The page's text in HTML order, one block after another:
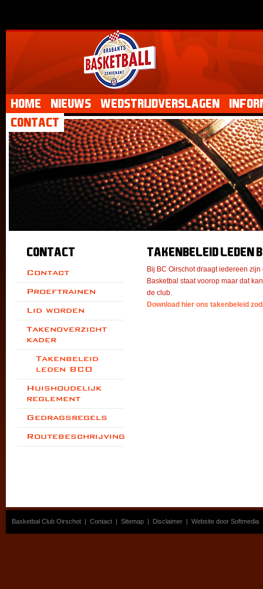
Home Nieuws Wedstrijdverslagen
Contact
Contact
Contact
Proeftrainen
Lid worden
Takenoverzicht
kader
Takenbeleid
leden BCO
Huishoudelijk
reglement
Gedragsregels
Routebeschrijving
Takenbeleid leden
Bij BC Oirschot draagt iedereen
Basketbal staat voorop maar dat
de club.
Download hier ons takenbeleid
Basketbal Club Oirschot | Contact | Sitemap | Disclaimer | Website door Softmedia